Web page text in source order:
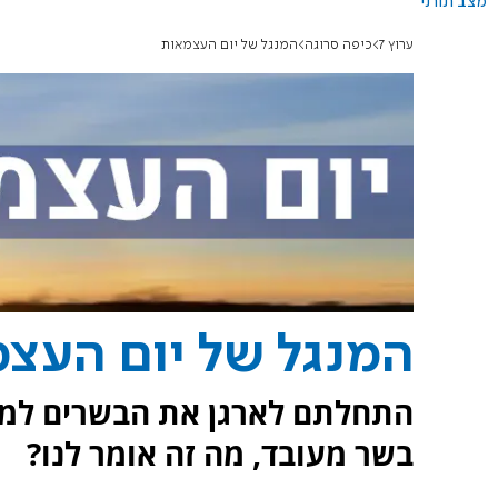
ערוץ 7 כיפה סרוגה המנגל של יום העצמאות
המנגל של יום
התחלתם לארגן את הבשרים
בשר מעובד, מה זה אומר לנו?